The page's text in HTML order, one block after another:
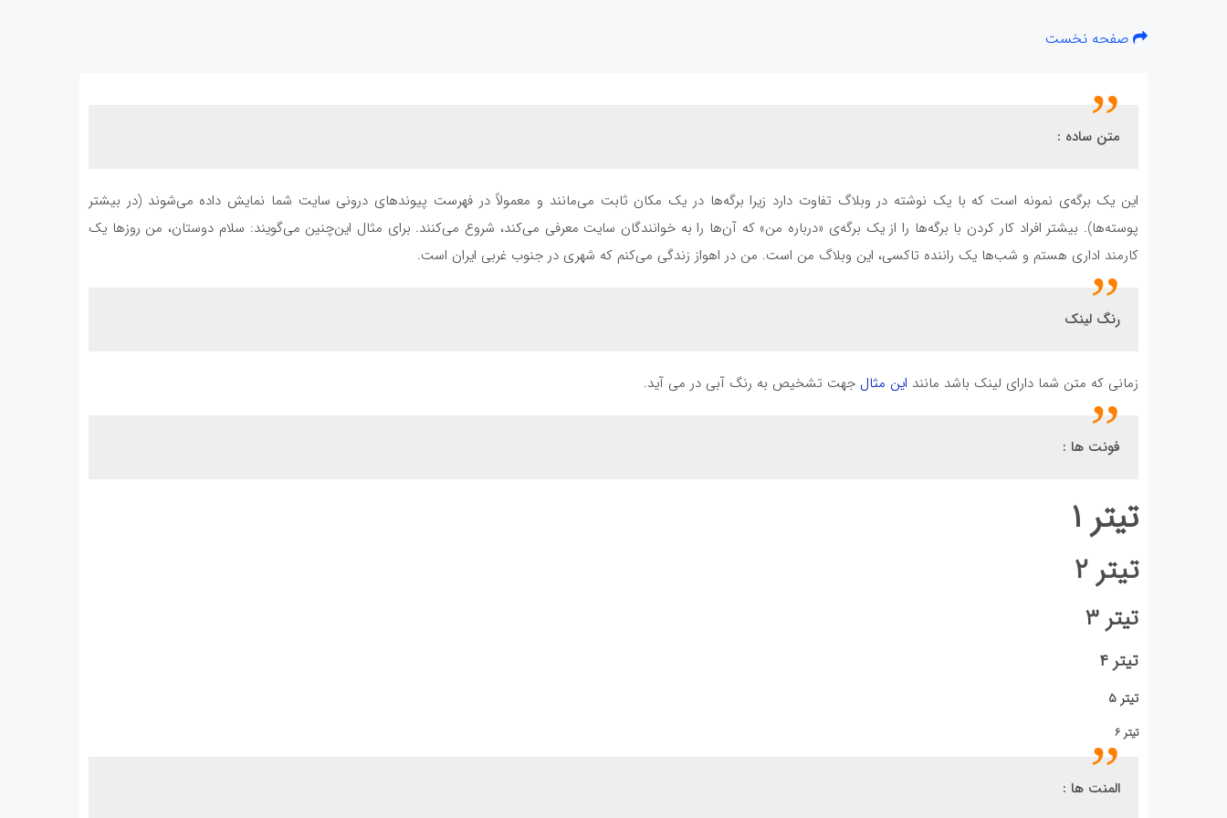
صفحه نخست
متن ساده :
این یک برگه‌ی نمونه است که با یک نوشته در وبلاگ تفاوت دارد زیرا برگه‌ها در یک مکان ثابت می‌مانند و معمولاً در فهرست پیوندهای درونی سایت شما نمایش داده می‌شوند (در بیشتر
پوسته‌ها). بیشتر افراد کار کردن با برگه‌ها را از یک برگه‌ی «درباره من» که آن‌ها را به خوانندگان سایت معرفی می‌کند، شروع می‌کنند. برای مثال این‌چنین می‌گویند: سلام دوستان، من روزها یک
کارمند اداری هستم و شب‌ها یک راننده تاکسی، این وبلاگ من است. من در اهواز زندگی می‌کنم که شهری در جنوب غربی ایران است.
رنگ لینک
زمانی که متن شما دارای لینک باشد مانند این مثال جهت تشخیص به رنگ آبی در می آید.
فونت ها :
تیتر ۱
تیتر ۲
تیتر ۳
تیتر ۴
تیتر ۵
تیتر ۶
المنت ها :